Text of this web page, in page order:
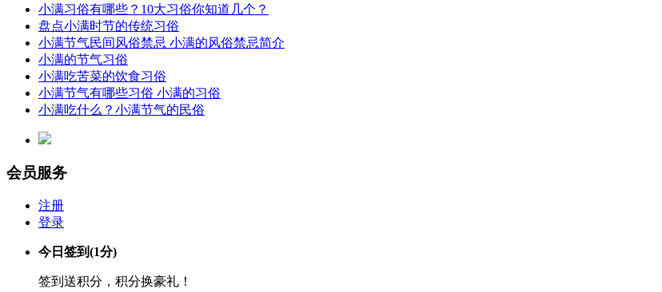
小满习俗有哪些？10大习俗你知道几个？
盘点小满时节的传统习俗
小满节气民间风俗禁忌 小满的风俗禁忌简介
小满的节气习俗
小满吃苦菜的饮食习俗
小满节气有哪些习俗 小满的习俗
小满吃什么？小满节气的民俗
会员服务
注册
登录
今日签到(1分)
签到送积分，积分换豪礼！